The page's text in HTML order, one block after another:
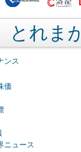
とれま
ンス
価
ニュース